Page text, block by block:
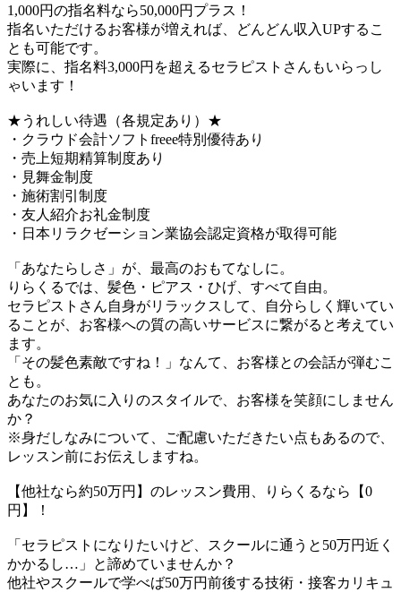
1,000円の指名料なら50,000円プラス！
指名いただけるお客様が増えれば、どんどん収入UPするこ
とも可能です。
実際に、指名料3,000円を超えるセラピストさんもいらっし
ゃいます！
★うれしい待遇（各規定あり）★
・クラウド会計ソフトfreee特別優待あり
・売上短期精算制度あり
・見舞金制度
・施術割引制度
・友人紹介お礼金制度
・日本リラクゼーション業協会認定資格が取得可能
「あなたらしさ」が、最高のおもてなしに。
りらくるでは、髪色・ピアス・ひげ、すべて自由。
セラピストさん自身がリラックスして、自分らしく輝いてい
ることが、お客様への質の高いサービスに繋がると考えてい
ます。
「その髪色素敵ですね！」なんて、お客様との会話が弾むこ
とも。
あなたのお気に入りのスタイルで、お客様を笑顔にしません
か？
※身だしなみについて、ご配慮いただきたい点もあるので、
レッスン前にお伝えしますね。
【他社なら約50万円】のレッスン費用、りらくるなら【0
円】！
「セラピストになりたいけど、スクールに通うと50万円近く
かかるし…」と諦めていませんか？
他社やスクールで学べば50万円前後する技術・接客カリキュ